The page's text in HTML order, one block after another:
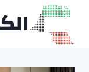
التجاوز
المحتوى